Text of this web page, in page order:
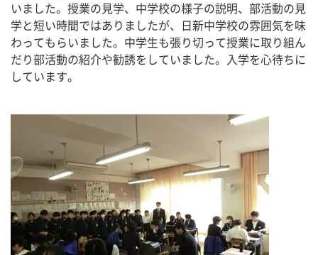
いました。授業の見学、中学校の様子の説明、部活動の見
学と短い時間ではありましたが、日新中学校の雰囲気を味
わってもらいました。中学生も張り切って授業に取り組ん
だり部活動の紹介や勧誘をしていました。入学を心待ちに
しています。